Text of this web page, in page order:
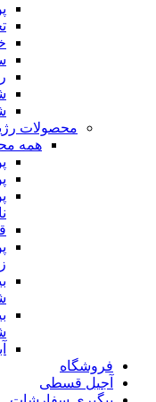
محصولات
همه
فروشگاه
آجیل قسطی